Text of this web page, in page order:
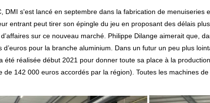
DMI s'est lancé en septembre dans la fabrication de menuiseries
entrant peut tirer son épingle du jeu en proposant des délais
sur ce nouveau marché. Philippe Dilange aimerait que,
d’euros pour la branche aluminium. Dans un futur un peu plus
été réalisée début 2021 pour donner toute sa place à la
de 142 000 euros accordés par la région). Toutes les machines